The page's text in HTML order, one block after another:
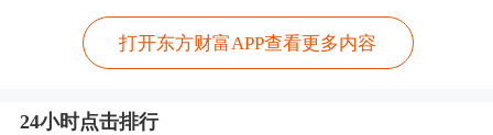
金饰消费需求下降的趋势在数据上得到
了直观体现。根据国家统计局数据，4
月以来，金银珠宝类商品的零售额保持
打开东方财富APP查看更多内容
24小时点击排行